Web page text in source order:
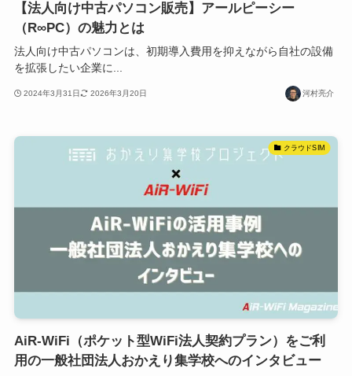
【法人向け中古パソコン販売】アールピーシー
（R∞PC）の魅力とは
法人向け中古パソコンは、初期導入費用を抑えながら自社の設備
を拡張したい企業に...
2024年3月31日 2026年3月20日 河村亮介
クラウドSIM
AiR-WiFi（ポケット型WiFi法人契約プラン）をご利
用の一般社団法人おかえり集学校へのインタビュー